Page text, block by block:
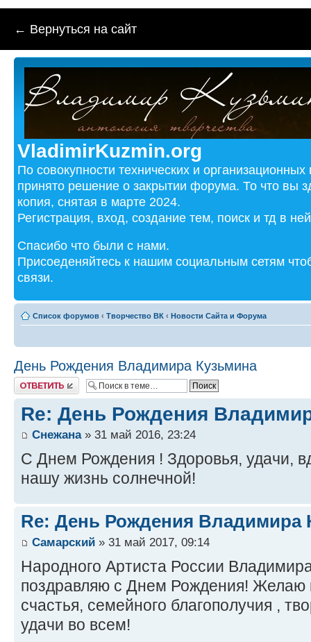
← Вернуться на сайт
VladimirKuzmin.org
По совокупности технических и
принято решение о закрытии форума. То что вы
копия, снятая в марте 2024.
Регистрация, вход, создание тем, поиск и тд в
Спасибо что были с нами.
Присоеденяйтесь к нашим социальным сетям
связи.
Список форумов ‹ Творчество ВК ‹ Новости Сайта и Форума
День Рождения Владимира Кузьмина
Ответить
Re: День Рождения
Снежана» 31 май 2016, 23:24
С Днем Рождения ! Здоровья, удачи,
нашу жизнь солнечной!
Re: День Рождения Владимира
Самарский » 31 май 2017, 09:14
Народного Артиста России
поздравляю с Днем Рождения! Желаю
счастья, семейного благополучия ,
удачи во всем!